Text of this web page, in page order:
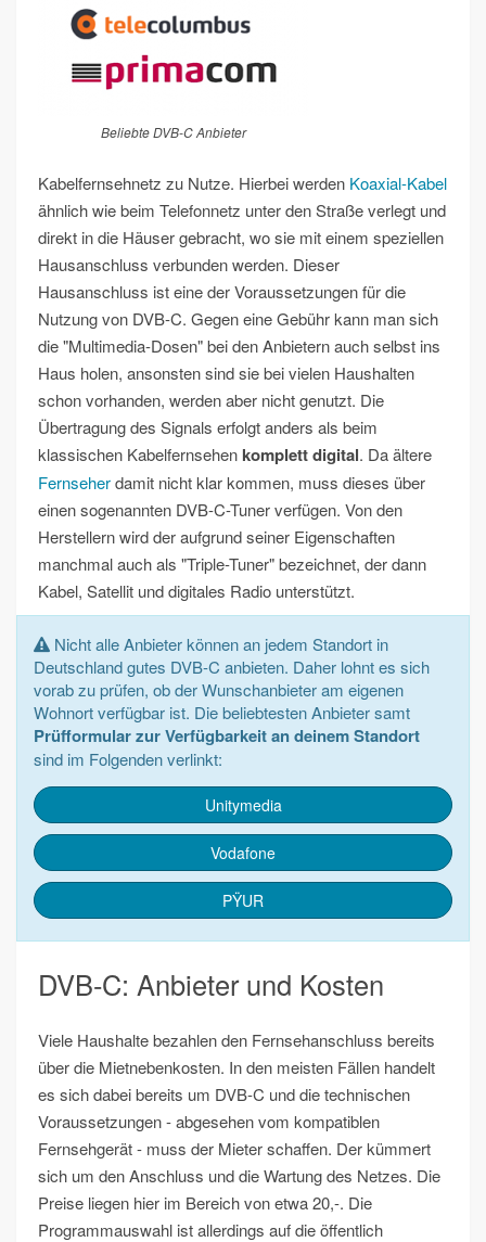
Beliebte DVB-C Anbieter
Kabelfernsehnetz zu Nutze. Hierbei werden Koaxial-Kabel
ähnlich wie beim Telefonnetz unter den Straße verlegt und
direkt in die Häuser gebracht, wo sie mit einem speziellen
Hausanschluss verbunden werden. Dieser
Hausanschluss ist eine der Voraussetzungen für die
Nutzung von DVB-C. Gegen eine Gebühr kann man sich
die "Multimedia-Dosen" bei den Anbietern auch selbst ins
Haus holen, ansonsten sind sie bei vielen Haushalten
schon vorhanden, werden aber nicht genutzt. Die
Übertragung des Signals erfolgt anders als beim
klassischen Kabelfernsehen komplett digital. Da ältere
Fernseherdamit nicht klar kommen, muss dieses über
einen sogenannten DVB-C-Tuner verfügen. Von den
Herstellern wird der aufgrund seiner Eigenschaften
manchmal auch als "Triple-Tuner" bezeichnet, der dann
Kabel, Satellit und digitales Radio unterstützt.
Nicht alle Anbieter können an jedem Standort in
Deutschland gutes DVB-C anbieten. Daher lohnt es sich
vorab zu prüfen, ob der Wunschanbieter am eigenen
Wohnort verfügbar ist. Die beliebtesten Anbieter samt
Prüfformular zur Verfügbarkeit an deinem Standort
sind im Folgenden verlinkt:
Unitymedia
Vodafone
PŸUR
DVB-C: Anbieter und Kosten
Viele Haushalte bezahlen den Fernsehanschluss bereits
über die Mietnebenkosten. In den meisten Fällen handelt
es sich dabei bereits um DVB-C und die technischen
Voraussetzungen - abgesehen vom kompatiblen
Fernsehgerät - muss der Mieter schaffen. Der kümmert
sich um den Anschluss und die Wartung des Netzes. Die
Preise liegen hier im Bereich von etwa 20,-. Die
Programmauswahl ist allerdings auf die öffentlich